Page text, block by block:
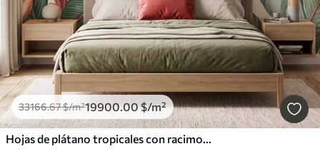
33166.67$/m²19900.00$/m²
Hojas de plátano tropicales con racimos de bayas de café rojas, estilo acuarela